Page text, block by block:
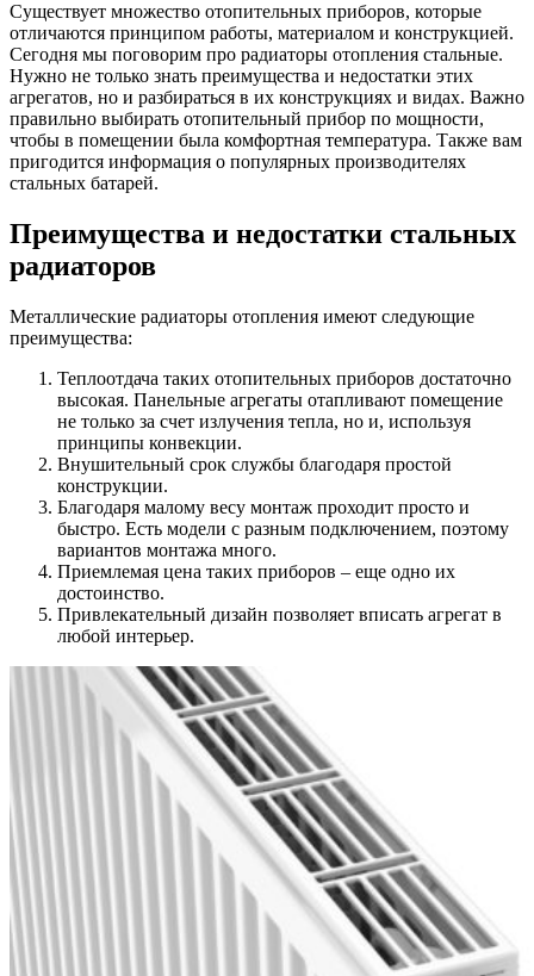
Существует множество отопительных приборов, которые
отличаются принципом работы, материалом и конструкцией.
Сегодня мы поговорим про радиаторы отопления стальные.
Нужно не только знать преимущества и недостатки этих
агрегатов, но и разбираться в их конструкциях и видах. Важно
правильно выбирать отопительный прибор по мощности,
чтобы в помещении была комфортная температура. Также вам
пригодится информация о популярных производителях
стальных батарей.
Преимущества и недостатки стальных
радиаторов
Металлические радиаторы отопления имеют следующие
преимущества:
Теплоотдача таких отопительных приборов достаточно
высокая. Панельные агрегаты отапливают помещение
не только за счет излучения тепла, но и, используя
принципы конвекции.
Внушительный срок службы благодаря простой
конструкции.
Благодаря малому весу монтаж проходит просто и
быстро. Есть модели с разным подключением, поэтому
вариантов монтажа много.
Приемлемая цена таких приборов – еще одно их
достоинство.
Привлекательный дизайн позволяет вписать агрегат в
любой интерьер.